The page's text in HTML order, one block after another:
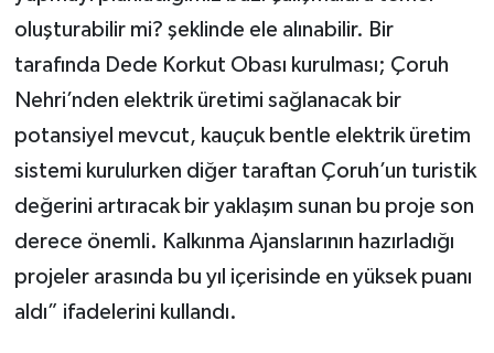
oluşturabilir mi? şeklinde ele alınabilir. Bir
tarafında Dede Korkut Obası kurulması; Çoruh
Nehri’nden elektrik üretimi sağlanacak bir
potansiyel mevcut, kauçuk bentle elektrik üretim
sistemi kurulurken diğer taraftan Çoruh’un turistik
değerini artıracak bir yaklaşım sunan bu proje son
derece önemli. Kalkınma Ajanslarının hazırladığı
projeler arasında bu yıl içerisinde en yüksek puanı
aldı” ifadelerini kullandı.